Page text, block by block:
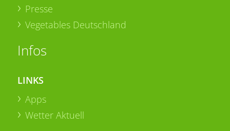
Presse
Vegetables Deutschland
Infos
LINKS
Apps
Wetter Aktuell